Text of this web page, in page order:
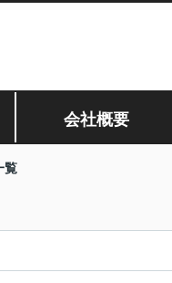
会社概要
覧